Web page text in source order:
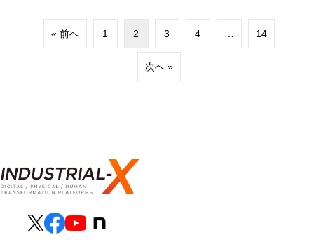
« 前へ 1 2 3 4 14
次へ »